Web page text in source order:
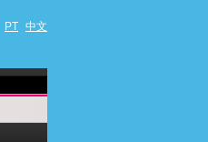
PT 中文